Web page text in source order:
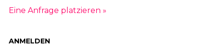
Eine Anfrage platzieren »
ANMELDEN